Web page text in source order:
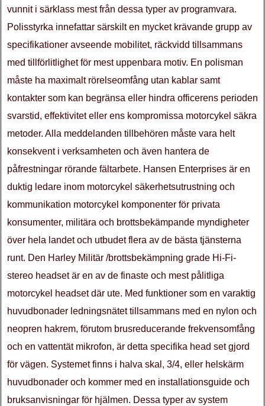
vunnit i särklass mest från dessa typer av programvara.
Polisstyrka innefattar särskilt en mycket krävande grupp av
specifikationer avseende mobilitet, räckvidd tillsammans
med tillförlitlighet för mest uppenbara motiv. En polisman
måste ha maximalt rörelseomfång utan kablar samt
kontakter som kan begränsa eller hindra officerens perioden
svarstid, effektivitet eller ens kompromissa motorcykel säkra
metoder. Alla meddelanden tillbehören måste vara helt
konsekvent i verksamheten och även hantera de
påfrestningar rörande fältarbete. Hansen Enterprises är en
duktig ledare inom motorcykel säkerhetsutrustning och
kommunikation motorcykel komponenter för privata
konsumenter, militära och brottsbekämpande myndigheter
över hela landet och utbudet flera av de bästa tjänsterna
runt. Den Harley Militär /brottsbekämpning grade Hi-Fi-
stereo headset är en av de finaste och mest pålitliga
motorcykel headset där ute. Med funktioner som en varaktig
huvudbonader ledningsnätet tillsammans med en nylon och
neopren hakrem, förutom brusreducerande frekvensomfång
och en vattentät mikrofon, är detta specifika head set gjord
för vägen. Systemet finns i halva skal, 3/4, eller helskärm
huvudbonader och kommer med en installationsguide och
bruksanvisningar för hjälmen. Dessa typer av system